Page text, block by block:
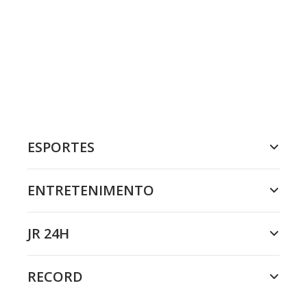
ESPORTES
ENTRETENIMENTO
JR 24H
RECORD